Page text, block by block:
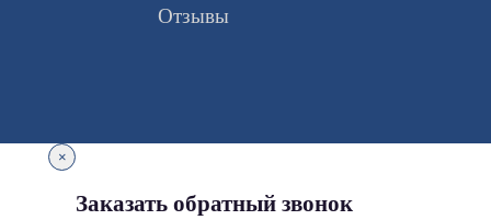
Отзывы
×
Заказать обратный звонок